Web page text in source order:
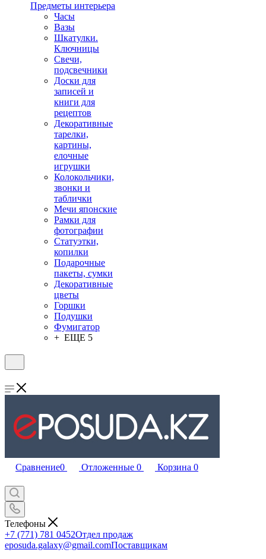
Предметы интерьера
Часы
Вазы
Шкатулки.
Ключницы
Свечи,
подсвечники
Доски для
записей и
книги для
рецептов
Декоративные
тарелки,
картины,
елочные
игрушки
Колокольчики,
звонки и
таблички
Мечи японские
Рамки для
фотографии
Статуэтки,
копилки
Подарочные
пакеты, сумки
Декоративные
цветы
Горшки
Подушки
Фумигатор
+ ЕЩЕ 5
Сравнение0 Отложенные 0 Корзина 0
Телефоны
+7 (771) 781 0452Отдел продаж
eposuda.galaxy@gmail.comПоставщикам